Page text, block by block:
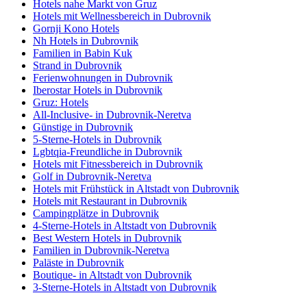
Hotels nahe Markt von Gruz
Hotels mit Wellnessbereich in Dubrovnik
Gornji Kono Hotels
Nh Hotels in Dubrovnik
Familien in Babin Kuk
Strand in Dubrovnik
Ferienwohnungen in Dubrovnik
Iberostar Hotels in Dubrovnik
Gruz: Hotels
All-Inclusive- in Dubrovnik-Neretva
Günstige in Dubrovnik
5-Sterne-Hotels in Dubrovnik
Lgbtqia-Freundliche in Dubrovnik
Hotels mit Fitnessbereich in Dubrovnik
Golf in Dubrovnik-Neretva
Hotels mit Frühstück in Altstadt von Dubrovnik
Hotels mit Restaurant in Dubrovnik
Campingplätze in Dubrovnik
4-Sterne-Hotels in Altstadt von Dubrovnik
Best Western Hotels in Dubrovnik
Familien in Dubrovnik-Neretva
Paläste in Dubrovnik
Boutique- in Altstadt von Dubrovnik
3-Sterne-Hotels in Altstadt von Dubrovnik